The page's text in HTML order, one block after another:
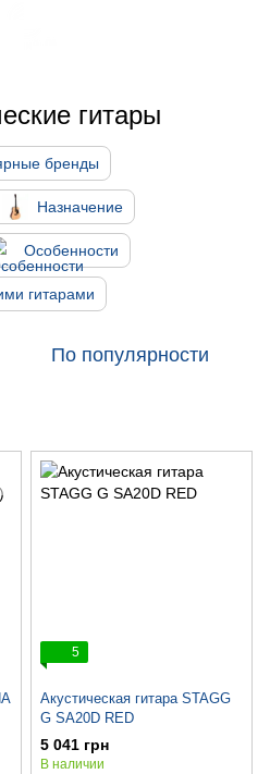
гитары
бренды
Назначение
Особенности
гитарами
По популярности
5
Акустическая гитара STAGG
G SA20D RED
5 041 грн
В наличии